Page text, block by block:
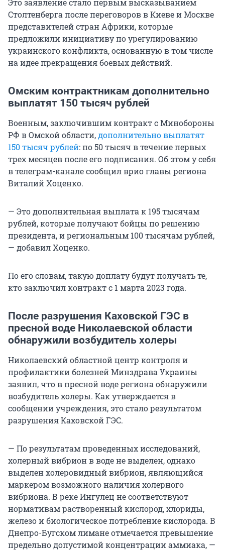
Это заявление стало первым высказыванием
Столтенберга после переговоров в Киеве и Москве
представителей стран Африки, которые
предложили инициативу по урегулированию
украинского конфликта, основанную в том числе
на идее прекращения боевых действий.
Омским контрактникам дополнительно
выплатят 150 тысяч рублей
Военным, заключившим контракт с Минобороны
РФ в Омской области,дополнительно выплатят
150 тысяч рублей: по 50 тысяч в течение первых
трех месяцев после его подписания. Об этом у себя
в телеграм-канале сообщил врио главы региона
Виталий Хоценко.
— Это дополнительная выплата к 195 тысячам
рублей, которые получают бойцы по решению
президента, и региональным 100 тысячам рублей,
— добавил Хоценко.
По его словам, такую доплату будут получать те,
кто заключил контракт с 1 марта 2023 года.
После разрушения Каховской ГЭС в
пресной воде Николаевской области
обнаружили возбудитель холеры
Николаевский областной центр контроля и
профилактики болезней Минздрава Украины
заявил, что в пресной воде региона обнаружили
возбудитель холеры. Как утверждается в
сообщении учреждения, это стало результатом
разрушения Каховской ГЭС.
— По результатам проведенных исследований,
холерный вибрион в воде не выделен, однако
выделен холеровидный вибрион, являющийся
маркером возможного наличия холерного
вибриона. В реке Ингулец не соответствуют
нормативам растворенный кислород, хлориды,
железо и биологическое потребление кислорода. В
Днепро-Бугском лимане отмечается превышение
предельно допустимой концентрации аммиака, —